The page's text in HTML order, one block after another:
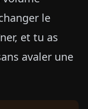
le
et tu as
avaler une